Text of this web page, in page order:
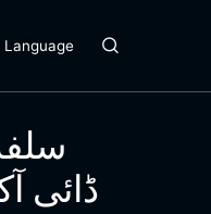
Language
ڈائی